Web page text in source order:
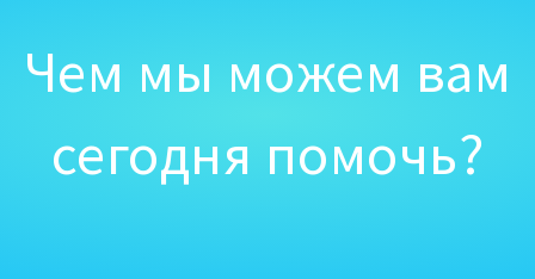
Чем мы можем вам
сегодня помочь?